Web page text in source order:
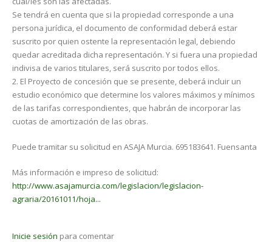
Se tendrá en cuenta que si la propiedad corresponde a una
persona jurídica, el documento de conformidad de­berá estar
suscrito por quien ostente la representación legal, debiendo
quedar acreditada dicha representación. Y si fuera una propiedad
indivisa de varios titulares, será suscrito por todos ellos.
2. El Proyecto de concesión que se presente, deberá incluir un
estudio económico que determine los valores máxi­mos y mínimos
de las tarifas correspondientes, que habrán de incorporar las
cuotas de amortización de las obras.
Puede tramitar su solicitud en ASAJA Murcia. 695183641. Fuensanta
Más información e impreso de solicitud:
http://www.asajamurcia.com/legislacion/legislacion-
agraria/20161011/hoja...
Inicie sesión para comentar